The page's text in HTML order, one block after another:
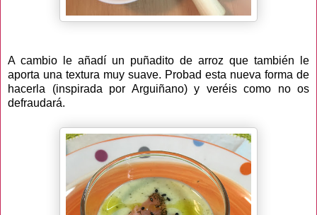
A cambio le añadí un puñadito de arroz que también le
aporta una textura muy suave. Probad esta nueva forma de
hacerla (inspirada por Arguiñano) y veréis como no os
defraudará.